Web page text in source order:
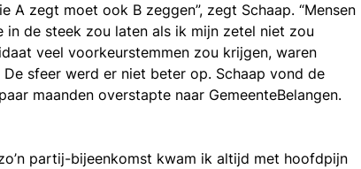
A zegt moet ook B zeggen”, zegt Schaap. “Mensen
de steek zou laten als ik mijn zetel niet zou
veel voorkeurstemmen zou krijgen, waren
sfeer werd er niet beter op. Schaap vond de
maanden overstapte naar GemeenteBelangen.
partij-bijeenkomst kwam ik altijd met hoofdpijn